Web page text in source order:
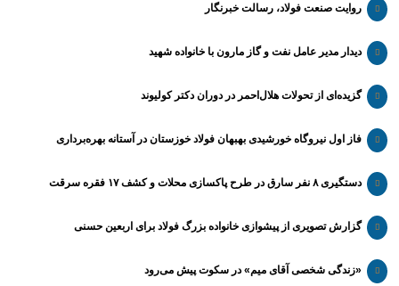
روایت صنعت فولاد،‌ رسالت خبرنگار
دیدار مدیر عامل نفت و گاز مارون با خانواده شهید
گزیده‌ای از تحولات هلال‌احمر در دوران دکتر کولیوند
فاز اول نیروگاه خورشیدی بهبهان فولاد خوزستان در آستانه بهره‌برداری
دستگیری ۸ نفر سارق در طرح پاکسازی محلات و کشف ۱۷ فقره سرقت
گزارش تصویری از پیشوازی خانواده بزرگ فولاد برای اربعین حسنی
«زندگی شخصی آقای میم» در سکوت پیش می‌رود